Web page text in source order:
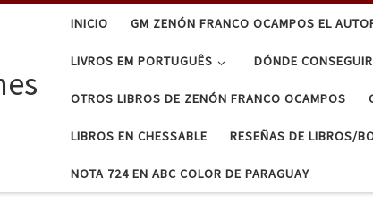
INICIO GM ZENÓN FRANCO OCAMPOS EL
LIVROS EM PORTUGUÊS DÓNDE
OTROS LIBROS DE ZENÓN FRANCO OCAMPOS
LIBROS EN CHESSABLE RESEÑAS DE LIBROS/
NOTA 724 EN ABC COLOR DE PARAGUAY